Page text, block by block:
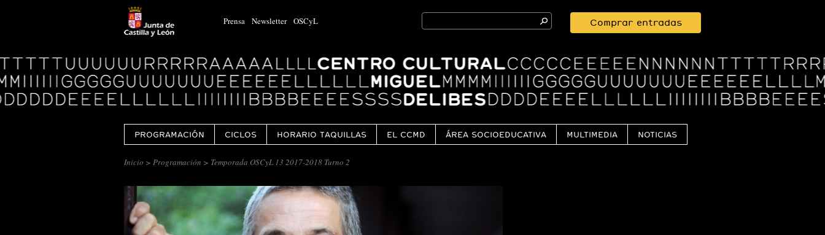
Prensa Newsletter OSCyL
Search
for:
Comprar entradas
Logo
Centro
Cultural
Miguel
Delibes
PROGRAMACIÓN CICLOS HORARIO TAQUILLAS EL CCMD ÁREA SOCIOEDUCATIVA MULTIMEDIA NOTICIAS
Inicio > Programación > Temporada OSCyL 13 2017-2018 Turno 2